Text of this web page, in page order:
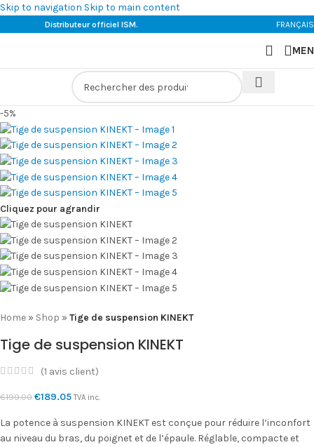
Skip to navigation Skip to main content
Distributeur officiel ISM. FRANÇAIS
-5%
Cliquez pour agrandir
Home » Shop » Tige de suspension KINEKT
Tige de suspension KINEKT
(1 avis client)
€199.00 €189.05TVA inc.
La potence à suspension KINEKT est conçue pour réduire l’inconfort
au niveau du bras, du poignet et de l’épaule. Réglable, compacte et